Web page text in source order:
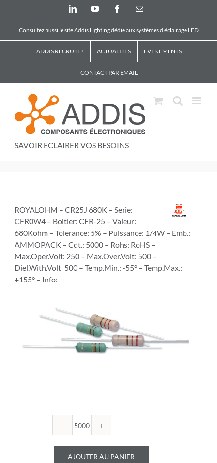
LinkedInYouTube FacebookEmail
Consultez aussi le site Addis Lighting dédié aux systèmes d’éclairage LED
ADDIS RECRUTE ! ACTUALITES EVENEMENTS
CONTACT PAR EMAIL
SAVOIR ECLAIRER VOS BESOINS
ROYALOHM – CR25J 680K – Serie:
CFR0W4 – Boitier: CFR-25 – Valeur:
680Kohm – Tolerance: 5% – Puissance: 1/4W – Emb.:
AMMOPACK – Cdt.: 5000 – Rohs: RoHS –
Max.Oper.Volt: 250 – Max.Over.Volt: 500 –
Diel.With.Volt: 500 – Temp.Min.: -55° – Temp.Max.:
+155° – Info:
quantité
-
AJOUTER AU PANIER